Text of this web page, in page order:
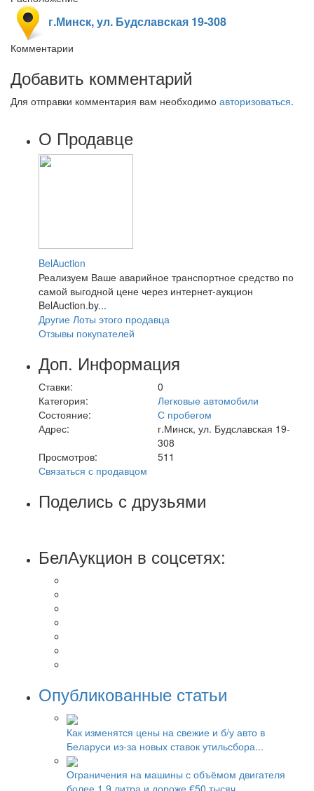
г.Минск, ул. Будславская 19-308
Комментарии
Добавить комментарий
Для отправки комментария вам необходимо авторизоваться.
О Продавце
BelAuction
Реализуем Ваше аварийное транспортное средство по
самой выгодной цене через интернет-аукцион
BelAuction.by...
Другие Лоты этого продавца
Отзывы покупателей
Доп. Информация
Ставки:
0
Категория:
Легковые автомобили
Состояние:
С пробегом
Адрес:
г.Минск, ул. Будславская 19-
308
Просмотров:
511
Связаться с продавцом
Поделись с друзьями
БелАукцион в соцсетях:
Опубликованные статьи
Как изменятся цены на свежие и б/у авто в
Беларуси из-за новых ставок утильсбора...
Ограничения на машины с объёмом двигателя
более 1,9 литра и дороже €50 тысяч....